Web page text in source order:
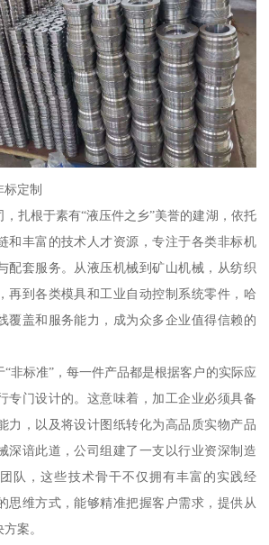
定制
扎根于素有“液压件之乡”美誉的建湖，依托
和丰富的技术人才资源，专注于各类非标机
配套服务。从液压机械到矿山机械，从纺织
再到各类模具和工业自动控制系统零件，哈
覆盖和服务能力，成为众多企业值得信赖的
非标准”，每一件产品都是根据客户的实际应
专门设计的。这意味着，加工企业必须具备
力，以及将设计图纸转化为高品质实物产品
深谙此道，公司组建了一支以行业资深制造
队，这些技术骨干不仅拥有丰富的实践经
思维方式，能够精准把握客户需求，提供从
案。